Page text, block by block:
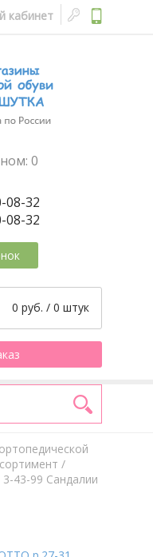
кабинет
0
08-32
08-32
0 руб. / 0 штук
/
43-99 Сандалии